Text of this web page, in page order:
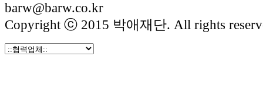
barw@barw.co.kr
Copyright ⓒ 2015 박애재단. All rights